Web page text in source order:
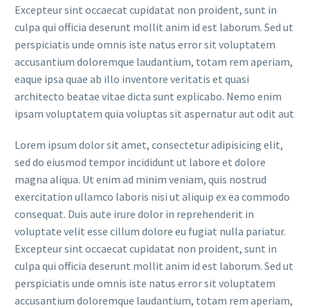
Excepteur sint occaecat cupidatat non proident, sunt in
culpa qui officia deserunt mollit anim id est laborum. Sed ut
perspiciatis unde omnis iste natus error sit voluptatem
accusantium doloremque laudantium, totam rem aperiam,
eaque ipsa quae ab illo inventore veritatis et quasi
architecto beatae vitae dicta sunt explicabo. Nemo enim
ipsam voluptatem quia voluptas sit aspernatur aut odit aut
Lorem ipsum dolor sit amet, consectetur adipisicing elit,
sed do eiusmod tempor incididunt ut labore et dolore
magna aliqua. Ut enim ad minim veniam, quis nostrud
exercitation ullamco laboris nisi ut aliquip ex ea commodo
consequat. Duis aute irure dolor in reprehenderit in
voluptate velit esse cillum dolore eu fugiat nulla pariatur.
Excepteur sint occaecat cupidatat non proident, sunt in
culpa qui officia deserunt mollit anim id est laborum. Sed ut
perspiciatis unde omnis iste natus error sit voluptatem
accusantium doloremque laudantium, totam rem aperiam,